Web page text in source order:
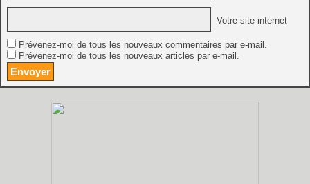
Votre site internet
Prévenez-moi de tous les nouveaux commentaires par e-mail.
Prévenez-moi de tous les nouveaux articles par e-mail.